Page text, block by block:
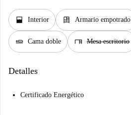
window_open Interior dresser Armario empotrado
airline_seat_flat Cama doble desk Mesa escritorio
Detalles
Certificado Energético